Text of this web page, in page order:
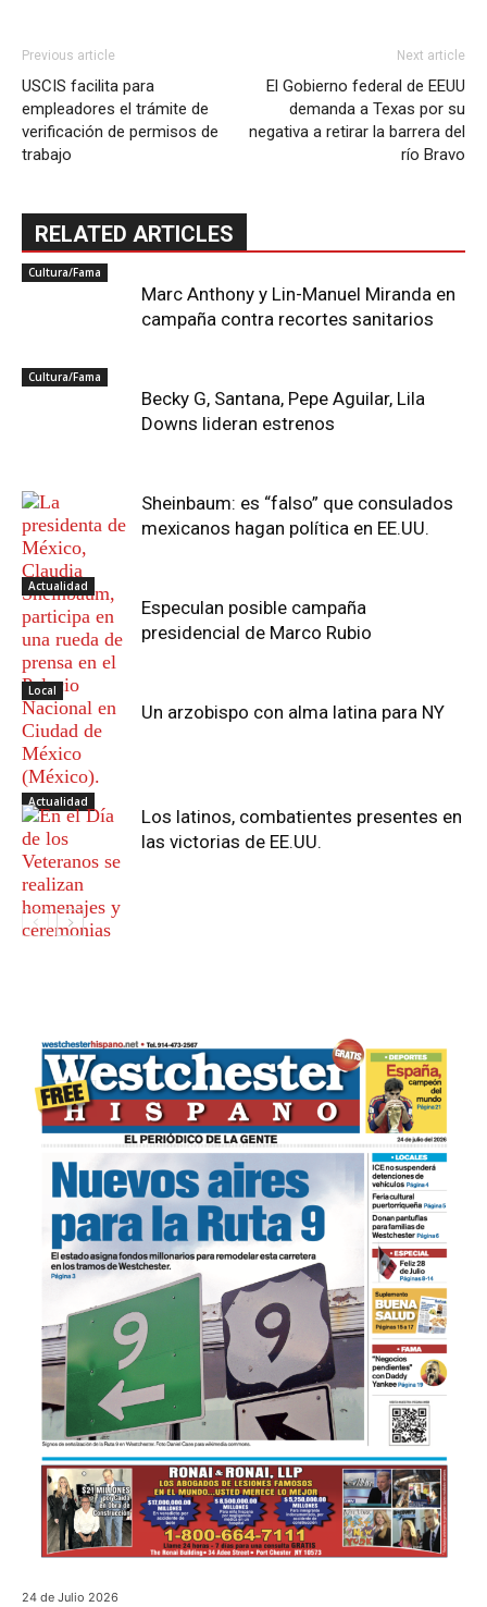
Previous article
USCIS facilita para
empleadores el trámite de
verificación de permisos de
trabajo
Next article
El Gobierno federal de EEUU
demanda a Texas por su
negativa a retirar la barrera del
río Bravo
RELATED ARTICLES
Cultura/Fama
Marc Anthony y Lin-Manuel Miranda en
campaña contra recortes sanitarios
Cultura/Fama
Becky G, Santana, Pepe Aguilar, Lila
Downs lideran estrenos
Actualidad
Sheinbaum: es “falso” que consulados
mexicanos hagan política en EE.UU.
Actualidad
Especulan posible campaña
presidencial de Marco Rubio
Local
Un arzobispo con alma latina para NY
Actualidad
Los latinos, combatientes presentes en
las victorias de EE.UU.
24 de Julio 2026